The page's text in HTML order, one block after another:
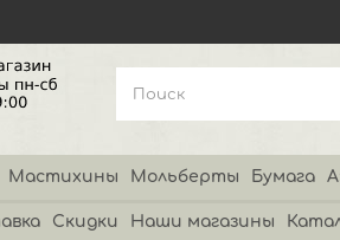
Мастихины Мольберты Бумага
Скидки Наши магазины